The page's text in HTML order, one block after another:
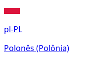
pl-PL
Polonês (Polônia)